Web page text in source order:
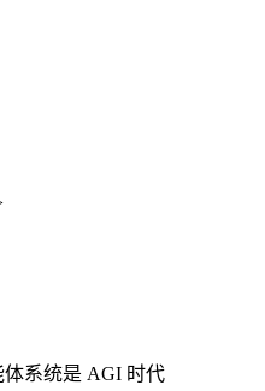
系统是 AGI 时代